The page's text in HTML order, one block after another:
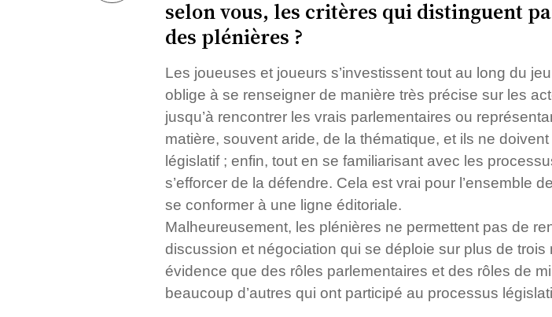
selon vous, les critères qui distinguent
des plénières ?
Les joueuses et joueurs s’investissent tout au long du
oblige à se renseigner de manière très précise sur les
jusqu’à rencontrer les vrais parlementaires ou
matière, souvent aride, de la thématique, et ils ne
législatif ; enfin, tout en se familiarisant avec les
s’efforcer de la défendre. Cela est vrai pour l’ensemble
se conformer à une ligne éditoriale.
Malheureusement, les plénières ne permettent pas de
discussion et négociation qui se déploie sur plus de
évidence que des rôles parlementaires et des rôles de
beaucoup d’autres qui ont participé au processus